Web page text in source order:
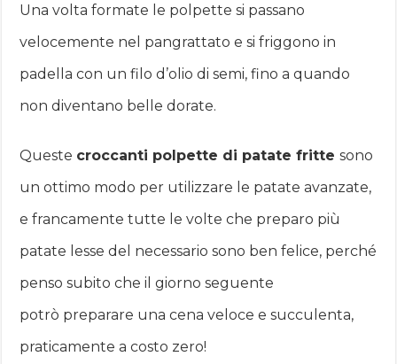
Una volta formate le polpette si passano
velocemente nel pangrattato e si friggono in
padella con un filo d’olio di semi, fino a quando
non diventano belle dorate.
Queste croccanti polpette di patate frittesono
un ottimo modo per utilizzare le patate avanzate,
e francamente tutte le volte che preparo più
patate lesse del necessario sono ben felice, perché
penso subito che il giorno seguente
potrò preparare una cena veloce e succulenta,
praticamente a costo zero!